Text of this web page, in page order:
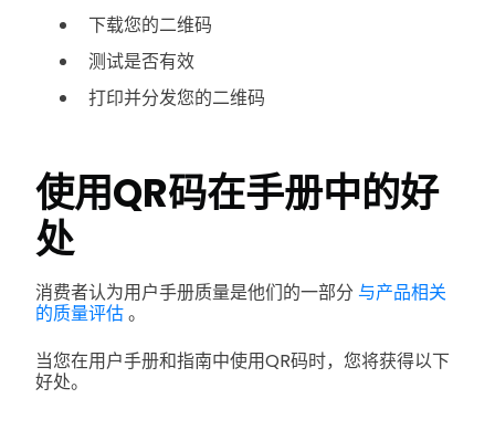
下载您的二维码
测试是否有效
打印并分发您的二维码
使用QR码在手册中的好
处
消费者认为用户手册质量是他们的一部分 与产品相关
的质量评估。
当您在用户手册和指南中使用QR码时，您将获得以下
好处。